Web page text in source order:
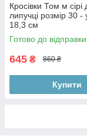
Кросівки Том м сірі
липучці розмір 30 -
18,3 см
Готово до відправки
645 ₴ 860 ₴
Купити